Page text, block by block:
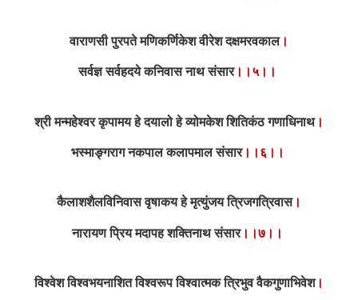
वाराणसी पुरपते मणिकर्णिकेश वीरेश दक्षमरवकाल।
सर्वज्ञ सर्वहदये कनिवास नाथ संसार।।५।।
श्री मन्महेश्वर कृपामय हे दयालो हे व्योमकेश शितिकंठ गणाधिनाथ।
भस्माङ्गराग नकपाल कलापमाल संसार।।६।।
कैलाशशैलविनिवास वृषाकय हे मृत्युंजय त्रिजगत्रिवास।
नारायण प्रिय मदापह शक्तिनाथ संसार।।७।।
विश्वेश विश्वभयनाशित विश्वरूप विश्वात्मक त्रिभुव वैकगुणाभिवेश।